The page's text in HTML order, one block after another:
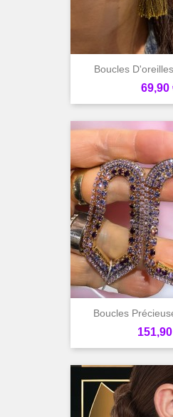
Boucles
Prix
69,90
Boucles
Prix